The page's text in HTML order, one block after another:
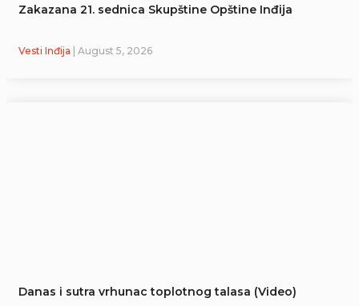
Zakazana 21. sednica Skupštine Opštine Inđija
Vesti Inđija | August 5, 2026
Danas i sutra vrhunac toplotnog talasa (Video)